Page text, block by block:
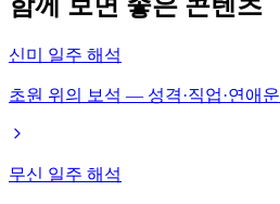
함께 보면 좋은 콘텐츠
신미 일주 해석
초원 위의 보석 — 성격·직업·연애운
무신 일주 해석